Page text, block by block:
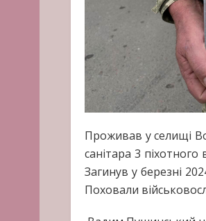
Проживав у селищі
санітара 3
Загинув у березні
Поховали